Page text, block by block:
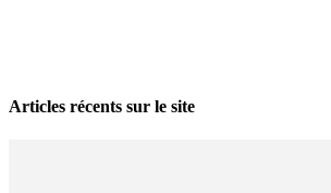
Articles récents sur le site